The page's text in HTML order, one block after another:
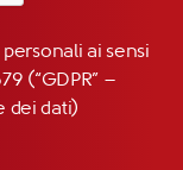
ai sensi
(“GDPR” –
dei dati)